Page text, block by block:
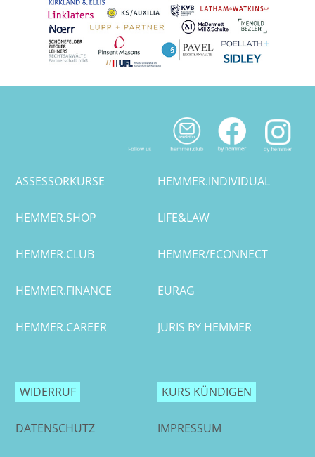
ASSESSORKURSE HEMMER.INDIVIDUAL
HEMMER.SHOP LIFE&LAW
HEMMER.CLUB HEMMER/ECONNECT
HEMMER.FINANCE EURAG
HEMMER.CAREER JURIS BY HEMMER
WIDERRUF KURS KÜNDIGEN
DATENSCHUTZ IMPRESSUM